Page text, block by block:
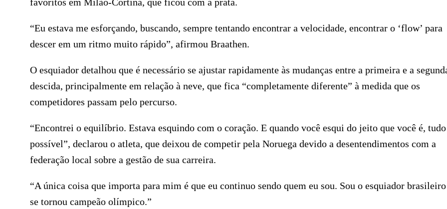
“Eu estava me esforçando, buscando, sempre tentando encontrar a velocidade, encontrar o ‘flow’ para
descer em um ritmo muito rápido”, afirmou Braathen.
O esquiador detalhou que é necessário se ajustar rapidamente às mudanças entre a primeira e a
descida, principalmente em relação à neve, que fica “completamente diferente” à medida que os
competidores passam pelo percurso.
“Encontrei o equilíbrio. Estava esquindo com o coração. E quando você esqui do jeito que você é,
possível”, declarou o atleta, que deixou de competir pela Noruega devido a desentendimentos com a
federação local sobre a gestão de sua carreira.
“A única coisa que importa para mim é que eu continuo sendo quem eu sou. Sou o esquiador
se tornou campeão olímpico.”